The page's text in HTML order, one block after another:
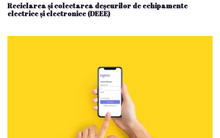
Reciclarea și colectarea deșeurilor de echipamente
electrice și electronice (DEEE)